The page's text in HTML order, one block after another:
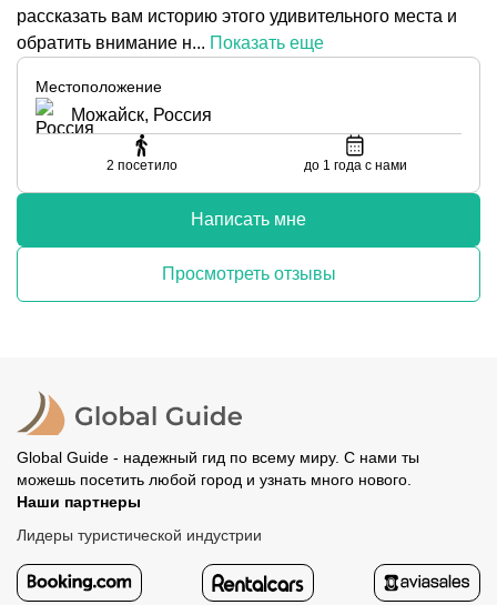
рассказать вам историю этого удивительного места и
обратить внимание н... Показать еще
Местоположение
Можайск, Россия
2 посетило до 1 года с нами
Написать мне
Просмотреть отзывы
Global Guide - надежный гид по всему миру. С нами ты
можешь посетить любой город и узнать много нового.
Наши партнеры
Лидеры туристической индустрии